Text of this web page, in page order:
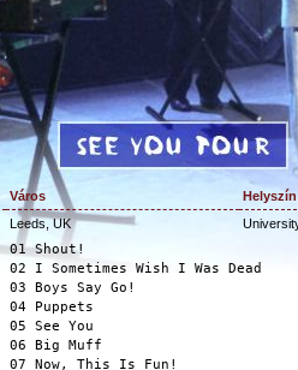
Város
Helyszín
Leeds, UK
01 Shout!
02 I Sometimes Wish I Was Dead
03 Boys Say Go!
04 Puppets
05 See You
06 Big Muff
07 Now, This Is Fun!